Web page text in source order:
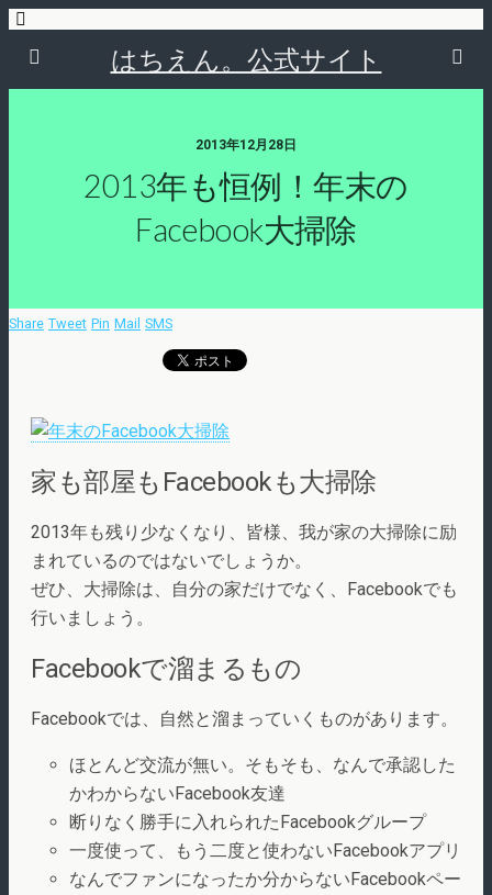
はちえん。公式サイト
2013年12月28日
2013年も恒例！年末の
Facebook大掃除
Share Tweet Pin Mail SMS
家も部屋もFacebookも大掃除
2013年も残り少なくなり、皆様、我が家の大掃除に励
まれているのではないでしょうか。
ぜひ、大掃除は、自分の家だけでなく、Facebookでも
行いましょう。
Facebookで溜まるもの
Facebookでは、自然と溜まっていくものがあります。
ほとんど交流が無い。そもそも、なんで承認した
かわからないFacebook友達
断りなく勝手に入れられたFacebookグループ
一度使って、もう二度と使わないFacebookアプリ
なんでファンになったか分からないFacebookペー